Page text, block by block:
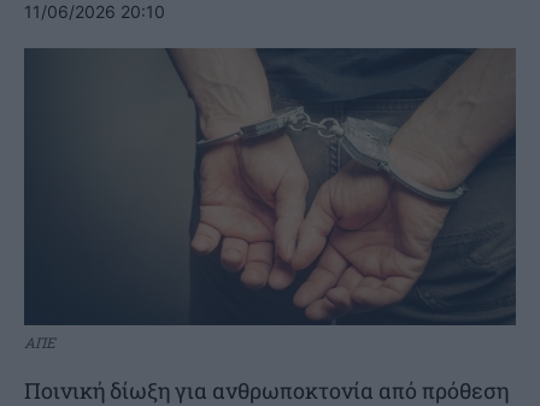
11/06/2026 20:10
ΑΠΕ
Ποινική δίωξη για ανθρωποκτονία από πρόθεση